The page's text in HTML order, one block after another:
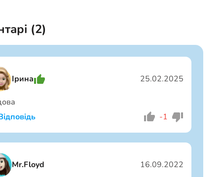
(2)
Ірина 25.02.2025
-1
Я хлопець
Я дівчина
Mr.Floyd 16.09.2022